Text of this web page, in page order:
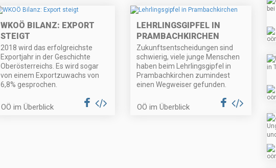
WKOÖ BILANZ: EXPORT
STEIGT
2018 wird das erfolgreichste
Exportjahr in der Geschichte
Oberösterreichs. Es wird sogar
von einem Exportzuwachs von
6,8% gesprochen.
OÖ im Überblick
LEHRLINGSGIPFEL IN
PRAMBACHKIRCHEN
Zukunftsentscheidungen sind
schwierig, viele junge Menschen
haben beim Lehrlingsgipfel in
Prambachkirchen zumindest
einen Wegweiser gefunden.
OÖ im Überblick